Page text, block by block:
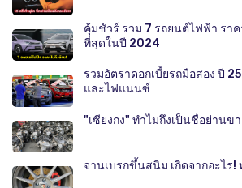
คุ้มชัวร์ รวม 7 รถยนต์ไฟฟ้า รา
ที่สุดในปี 2024
รวมอัตราดอกเบี้ยรถมือสอง ปี
และไฟแนนซ์
"เซียงกง" ทำไมถึงเป็นชื่อย่านข
จานเบรกขึ้นสนิม เกิดจากอะไร